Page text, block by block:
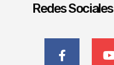
Redes Sociales